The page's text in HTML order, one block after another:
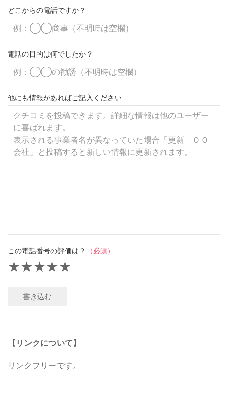
どこからの電話ですか？
電話の目的は何でしたか？
他にも情報があればご記入ください
この電話番号の評価は？ （必須）
★
★
★
★
★
書き込む
【リンクについて】
リンクフリーです。